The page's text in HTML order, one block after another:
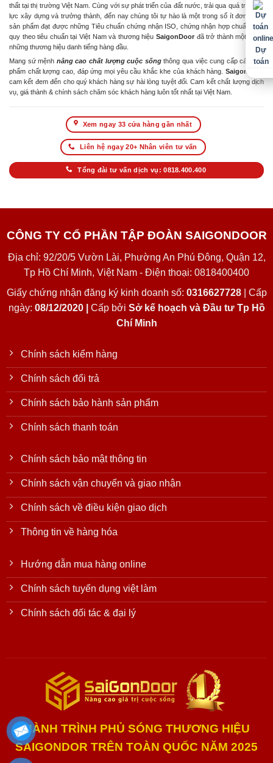
thất tại thị trường Việt Nam. Cùng với sự phát triển của đất nước, trải qua quá trình nỗ
lực xây dựng và trưởng thành, đến nay chúng tôi tự hào là một trong số ít đơn vị có
sản phẩm đạt được những Tiêu chuẩn chứng nhận ISO, chứng nhận hợp chuẩn hợp
quy theo tiêu chuẩn tại Việt Nam và thương hiệu SaigonDoor đã trở thành một trong
những thương hiệu danh tiếng hàng đầu.
Mang sứ mệnh nâng cao chất lượng cuộc sốngthông qua việc cung cấp các sản
phẩm chất lượng cao, đáp ứng mọi yêu cầu khắc khe của khách hàng. SaigonDoor
cam kết đem đến cho quý khách hàng sự hài lòng tuyệt đối. Cam kết chất lượng dịch
vụ, giá thành & chính sách chăm sóc khách hàng luôn tốt nhất tại Việt Nam.
Xem ngay 33 cửa hàng gần nhất
Liên hệ ngay 20+ Nhân viên tư vấn
Tổng đài tư vấn dịch vụ: 0818.400.400
CÔNG TY CỔ PHẦN TẬP ĐOÀN SAIGONDOOR
Địa chỉ: 92/20/5 Vườn Lài, Phường An Phú Đông, Quận 12,
Tp Hồ Chí Minh, Việt Nam - Điện thoại: 0818400400
Giấy chứng nhận đăng ký kinh doanh số: 0316627728| Cấp
ngày: 08/12/2020 | Cấp bởi Sở kế hoạch và Đầu tư Tp Hồ
Chí Minh
Chính sách kiểm hàng
Chính sách đổi trả
Chính sách bảo hành sản phẩm
Chính sách thanh toán
Chính sách bảo mật thông tin
Chính sách vận chuyển và giao nhận
Chính sách về điều kiện giao dịch
Thông tin về hàng hóa
Hướng dẫn mua hàng online
Chính sách tuyển dụng việt làm
Chính sách đối tác & đại lý
HÀNH TRÌNH PHỦ SÓNG THƯƠNG HIỆU
SAIGONDOR TRÊN TOÀN QUỐC NĂM 2025
Dự
toán